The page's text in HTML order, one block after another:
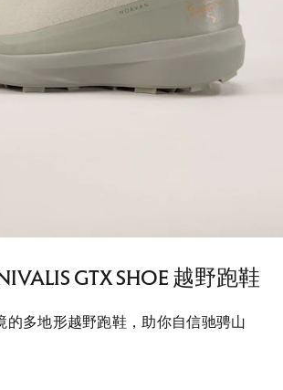
GTX SHOE 越野跑鞋
的多地形越野跑鞋，助你自信驰骋山